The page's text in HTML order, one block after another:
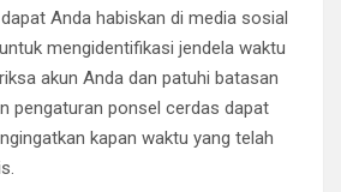
Anda habiskan di media sosial
mengidentifikasi jendela waktu
akun Anda dan patuhi batasan
pengaturan ponsel cerdas dapat
kapan waktu yang telah